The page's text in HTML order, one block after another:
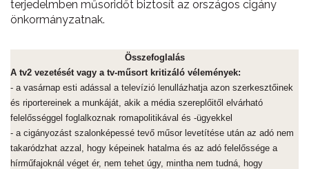
terjedelmben műsoridőt biztosít az országos cigány
önkormányzatnak.
Összefoglalás
A tv2 vezetését vagy a tv-műsort kritizáló vélemények:
- a vasárnap esti adással a televízió lenullázhatja azon szerkesztőinek
és riportereinek a munkáját, akik a média szereplőitől elvárható
felelősséggel foglalkoznak romapolitikával és -ügyekkel
- a cigányozást szalonképessé tevő műsor levetítése után az adó nem
takaródzhat azzal, hogy képeinek hatalma és az adó felelőssége a
hírműfajoknál véget ér, nem tehet úgy, mintha nem tudná, hogy